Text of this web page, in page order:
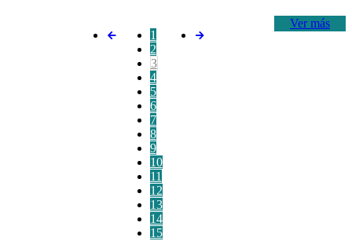
Ver más
1
2
3
4
5
6
7
8
9
10
11
12
13
14
15